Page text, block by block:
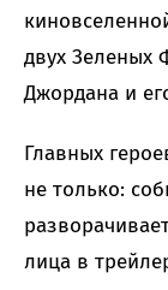
двух Зеленых
Джордана и
Главных
не только:
лица в